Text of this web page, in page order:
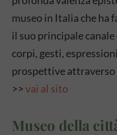
museo in Italia che ha
il suo principale
corpi, gesti,
prospettive attraverso
>>vai al sito
Museo della